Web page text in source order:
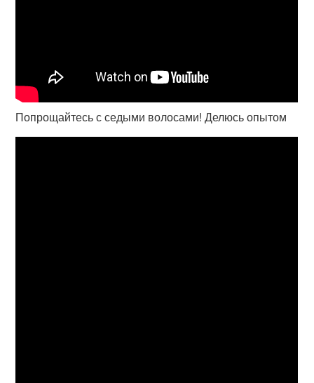
Попрощайтесь с седыми волосами! Делюсь опытом